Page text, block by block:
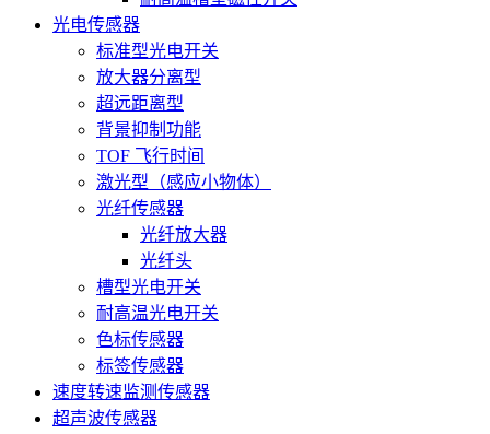
光电传感器
标准型光电开关
放大器分离型
超远距离型
背景抑制功能
TOF 飞行时间
激光型（感应小物体）
光纤传感器
光纤放大器
光纤头
槽型光电开关
耐高温光电开关
色标传感器
标签传感器
速度转速监测传感器
超声波传感器